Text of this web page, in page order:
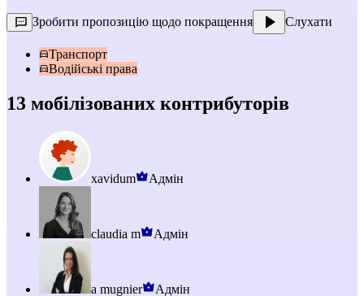
Зробити пропозицію щодо покращення Слухати
Транспорт
Водійські права
13 мобілізованих контрибуторів
xavidum Адмін
claudia m Адмін
a mugnier Адмін